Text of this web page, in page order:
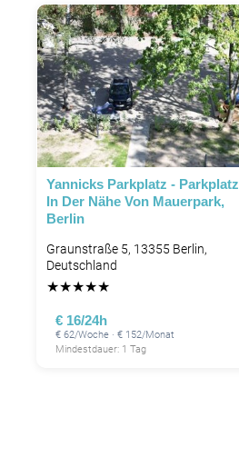
P
Yannicks Parkplatz - Parkplatz
In Der Nähe Von Mauerpark,
Berlin
Graunstraße 5, 13355 Berlin,
Deutschland
★★★★★
€ 16/24h
€ 62/Woche · € 152/Monat
Mindestdauer: 1 Tag